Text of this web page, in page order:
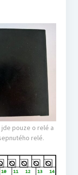
pouze o relé a
relé.